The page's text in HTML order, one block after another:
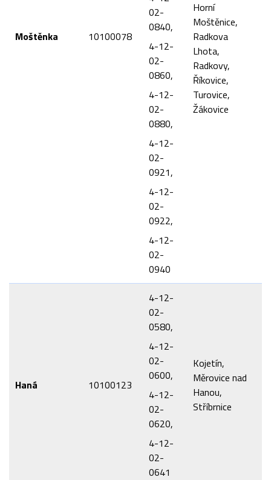
Moštěnka 10100078
02-
0840,
4-12-
02-
0860,
4-12-
02-
0880,
4-12-
02-
0921,
4-12-
02-
0922,
4-12-
02-
0940
Horní
Moštěnice,
Radkova
Lhota,
Radkovy,
Říkovice,
Turovice,
Žákovice
Haná 10100123
4-12-
02-
0580,
4-12-
02-
0600,
4-12-
02-
0620,
4-12-
02-
0641
Kojetín,
Měrovice nad
Hanou,
Stříbrnice